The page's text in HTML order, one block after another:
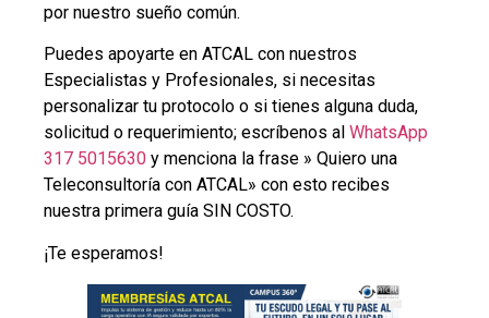
por nuestro sueño común.
Puedes apoyarte en ATCAL con nuestros
Especialistas y Profesionales, si necesitas
personalizar tu protocolo o si tienes alguna duda,
solicitud o requerimiento; escríbenos al WhatsApp
317 5015630 y menciona la frase » Quiero una
Teleconsultoría con ATCAL» con esto recibes
nuestra primera guía SIN COSTO.
¡Te esperamos!